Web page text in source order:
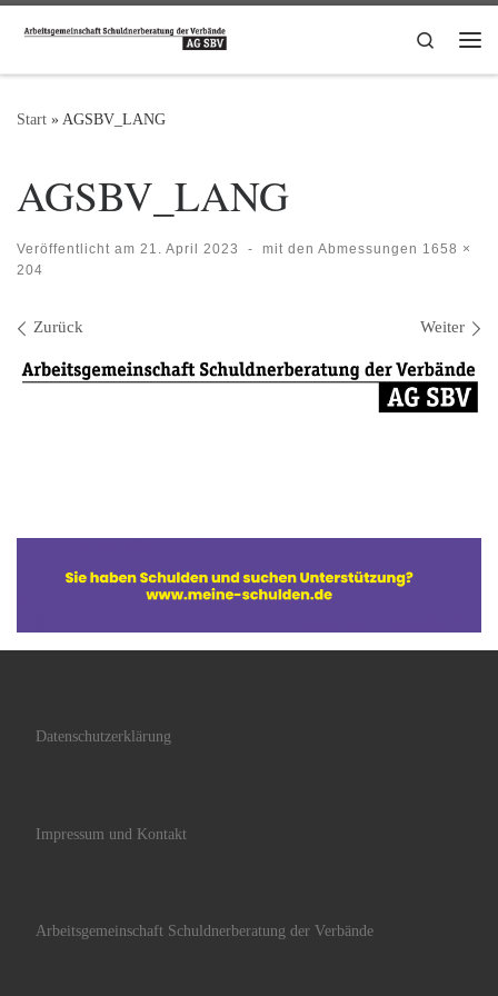
Zum Inhalt springen
Search
Start » AGSBV_LANG
AGSBV_LANG
Veröffentlicht am 21. April 2023 - mit den Abmessungen 1658 ×
204
Bilder Navigation
Zurück Weiter
Datenschutzerklärung
Impressum und Kontakt
Arbeitsgemeinschaft Schuldnerberatung der Verbände